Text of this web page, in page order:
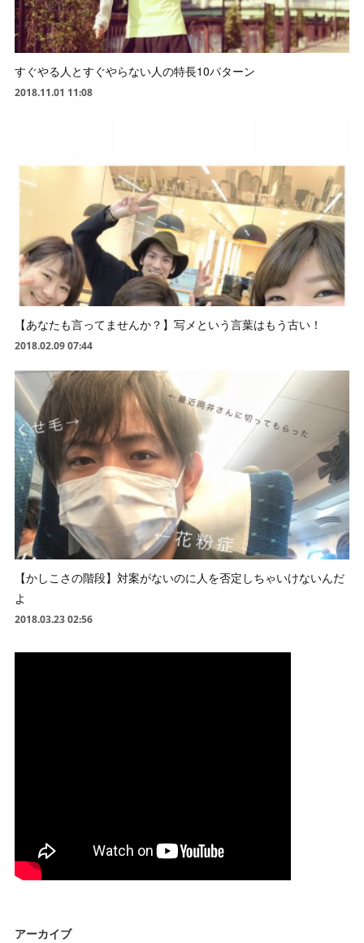
すぐやる人とすぐやらない人の特長10パターン
2018.11.01 11:08
【あなたも言ってませんか？】写メという言葉はもう古い！
2018.02.09 07:44
【かしこさの階段】対案がないのに人を否定しちゃいけないんだ
よ
2018.03.23 02:56
アーカイブ